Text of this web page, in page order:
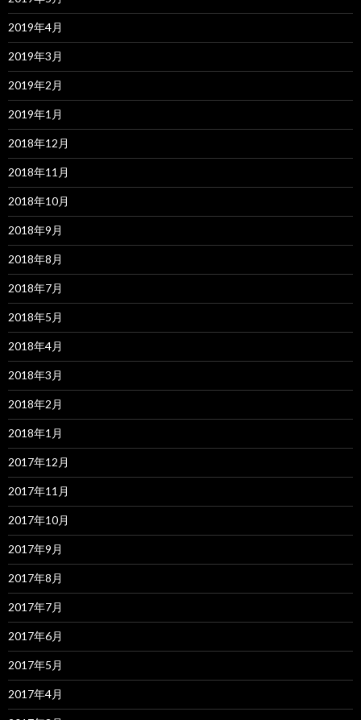
2019年4月
2019年3月
2019年2月
2019年1月
2018年12月
2018年11月
2018年10月
2018年9月
2018年8月
2018年7月
2018年5月
2018年4月
2018年3月
2018年2月
2018年1月
2017年12月
2017年11月
2017年10月
2017年9月
2017年8月
2017年7月
2017年6月
2017年5月
2017年4月